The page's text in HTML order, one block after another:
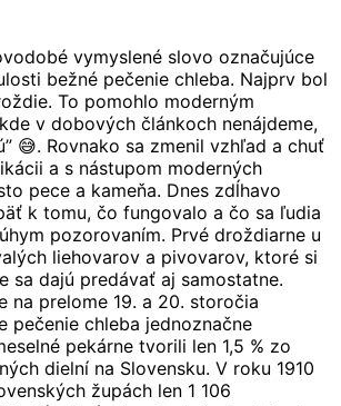
vymyslené slovo označujúce
bežné pečenie chleba. Najprv bol
To pomohlo moderným
v dobových článkoch nenájdeme,
😅. Rovnako sa zmenil vzhľad a chuť
a s nástupom moderných
pece a kameňa. Dnes zdĺhavo
k tomu, čo fungovalo a čo sa ľudia
pozorovaním. Prvé droždiarne u
liehovarov a pivovarov, ktoré si
sa dajú predávať aj samostatne.
na prelome 19. a 20. storočia
pečenie chleba jednoznačne
pekárne tvorili len 1,5 % zo
dielní na Slovensku. V roku 1910
župách len 1 106